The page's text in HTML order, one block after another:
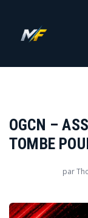
OGCN –
TOMBE
par